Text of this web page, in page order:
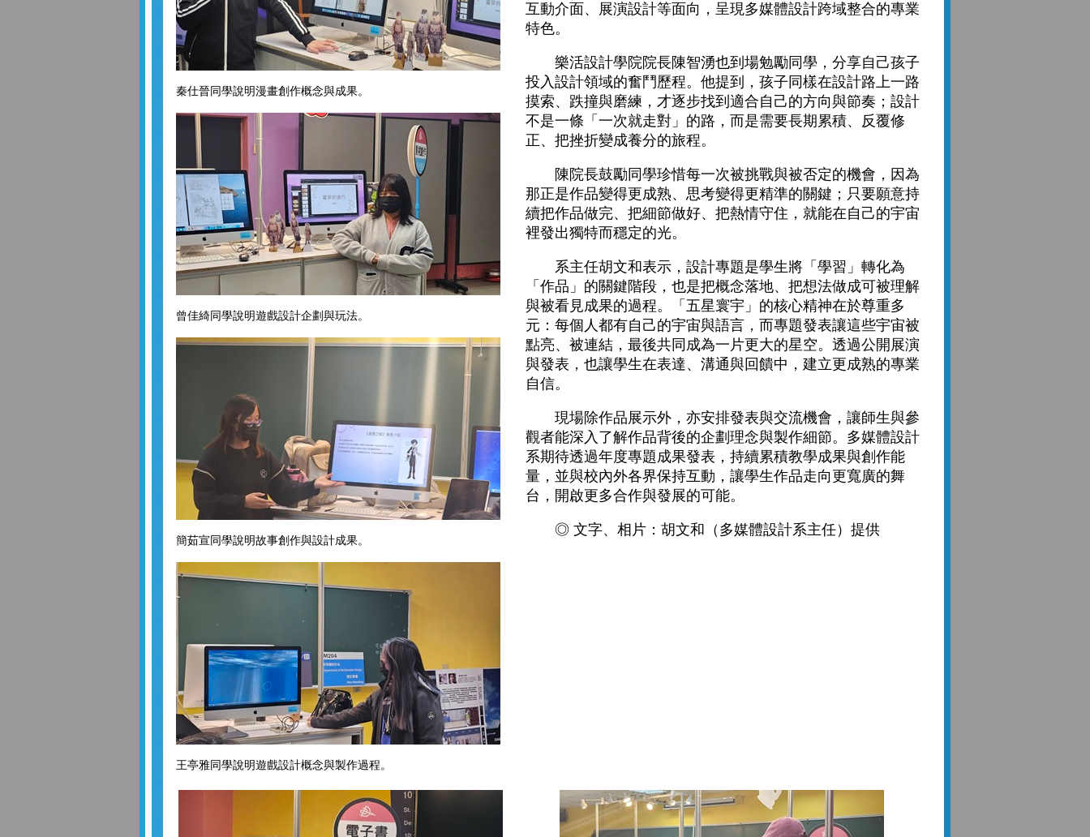
秦仕晉同學說明漫畫創作概念與成果。
曾佳綺同學說明遊戲設計企劃與玩法。
簡茹宣同學說明故事創作與設計成果。
王亭雅同學說明遊戲設計概念與製作過程。
互動介面、展演設計等面向，呈現多媒體設計跨域整合的專業
特色。
樂活設計學院院長陳智湧也到場勉勵同學，分享自己孩子
投入設計領域的奮鬥歷程。他提到，孩子同樣在設計路上一路
摸索、跌撞與磨練，才逐步找到適合自己的方向與節奏；設計
不是一條「一次就走對」的路，而是需要長期累積、反覆修
正、把挫折變成養分的旅程。
陳院長鼓勵同學珍惜每一次被挑戰與被否定的機會，因為
那正是作品變得更成熟、思考變得更精準的關鍵；只要願意持
續把作品做完、把細節做好、把熱情守住，就能在自己的宇宙
裡發出獨特而穩定的光。
系主任胡文和表示，設計專題是學生將「學習」轉化為
「作品」的關鍵階段，也是把概念落地、把想法做成可被理解
與被看見成果的過程。「五星寰宇」的核心精神在於尊重多
元：每個人都有自己的宇宙與語言，而專題發表讓這些宇宙被
點亮、被連結，最後共同成為一片更大的星空。透過公開展演
與發表，也讓學生在表達、溝通與回饋中，建立更成熟的專業
自信。
現場除作品展示外，亦安排發表與交流機會，讓師生與參
觀者能深入了解作品背後的企劃理念與製作細節。多媒體設計
系期待透過年度專題成果發表，持續累積教學成果與創作能
量，並與校內外各界保持互動，讓學生作品走向更寬廣的舞
台，開啟更多合作與發展的可能。
◎ 文字、相片：胡文和（多媒體設計系主任）提供